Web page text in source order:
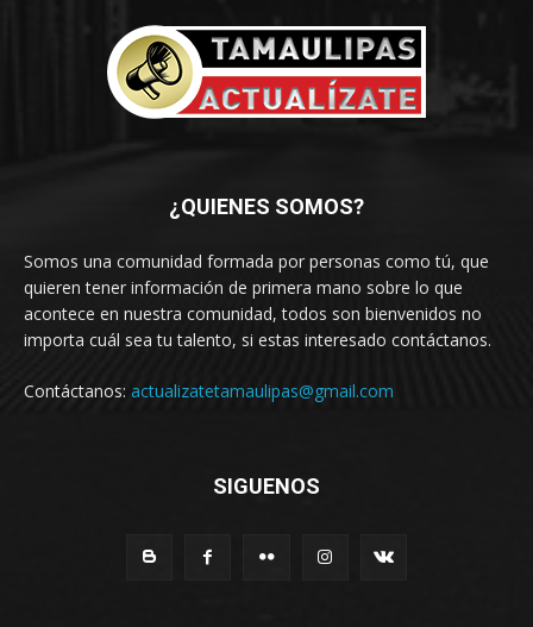
¿QUIENES SOMOS?
Somos una comunidad formada por personas como tú, que
quieren tener información de primera mano sobre lo que
acontece en nuestra comunidad, todos son bienvenidos no
importa cuál sea tu talento, si estas interesado contáctanos.
Contáctanos: actualizatetamaulipas@gmail.com
SIGUENOS